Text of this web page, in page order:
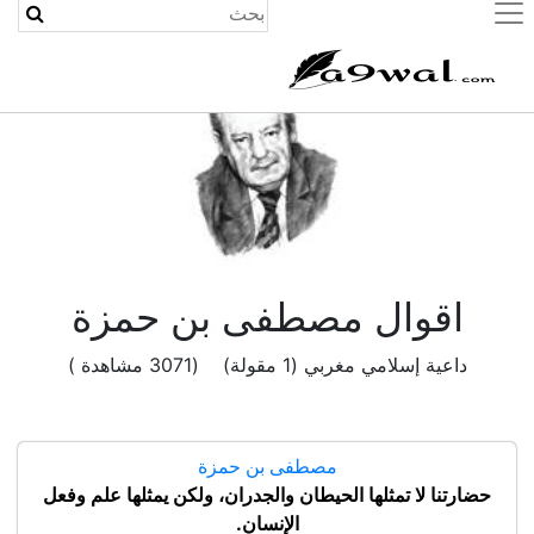
(current)
اقوال مصطفى بن حمزة
داعية إسلامي مغربي (1 مقولة) (3071 مشاهدة )
مصطفى بن حمزة
حضارتنا لا تمثلها الحيطان والجدران، ولكن يمثلها علم وفعل
الإنسان.